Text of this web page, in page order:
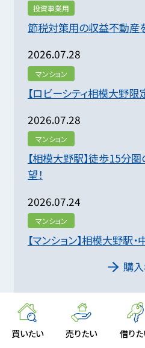
買いたい 売りたい 借り
投資事業用
節税対策用の収益不動産
2026.07.28
マンション
【ロビーシティ相模大野限定
2026.07.28
マンション
【相模大野駅】徒歩15分
望！
2026.07.24
マンション
【マンション】相模大野駅
購
わたしたちのまち・相